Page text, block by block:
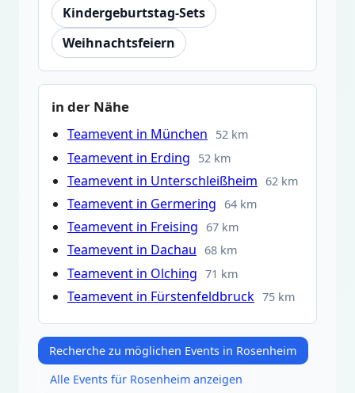
Kindergeburtstag-Sets
Weihnachtsfeiern
in der Nähe
Teamevent in München 52 km
Teamevent in Erding 52 km
Teamevent in Unterschleißheim 62 km
Teamevent in Germering 64 km
Teamevent in Freising 67 km
Teamevent in Dachau 68 km
Teamevent in Olching 71 km
Teamevent in Fürstenfeldbruck 75 km
Recherche zu möglichen Events in Rosenheim
Alle Events für Rosenheim anzeigen